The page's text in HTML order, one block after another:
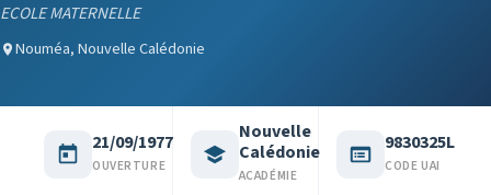
ECOLE MATERNELLE
Nouméa, Nouvelle Calédonie
21/09/1977
OUVERTURE
Nouvelle
Calédonie
ACADÉMIE
9830325L
CODE UAI